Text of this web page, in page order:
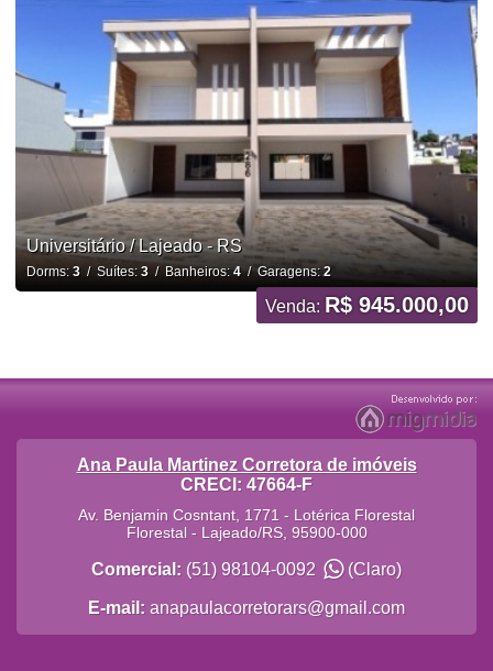
Universitário / Lajeado - RS
Dorms: 3/ Suítes: 3/ Banheiros:4/ Garagens: 2
Venda: R$ 945.000,00
Ana Paula Martinez Corretora de imóveis
CRECI: 47664-F
Av. Benjamin Cosntant, 1771 - Lotérica Florestal
Florestal- Lajeado/RS, 95900-000
Comercial: (51) 98104-0092 (Claro)
E-mail: anapaulacorretorars@gmail.com